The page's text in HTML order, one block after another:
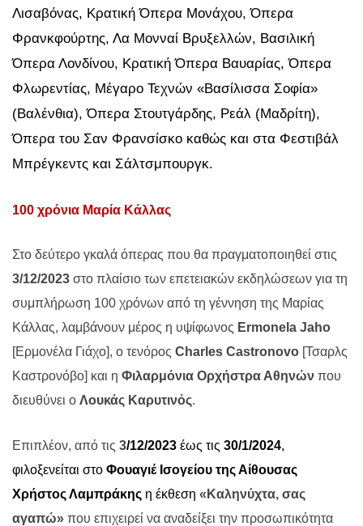
Λισαβόνας, Κρατική Όπερα Μονάχου, Όπερα
Φρανκφούρτης, Λα Μονναί Βρυξελλών, Βασιλική
Όπερα Λονδίνου, Κρατική Όπερα Βαυαρίας, Όπερα
Φλωρεντίας, Μέγαρο Τεχνών «Βασίλισσα Σοφία»
(Βαλένθια), Όπερα Στουτγάρδης, Ρεάλ (Μαδρίτη),
Όπερα του Σαν Φρανσίσκο καθώς και στα Φεστιβάλ
Μπρέγκεντς και Σάλτσμπουργκ.
100 χρόνια Μαρία Κάλλας
Στο δεύτερο γκαλά όπερας που θα πραγματοποιηθεί στις
3/12/2023 στο πλαίσιο των επετειακών εκδηλώσεων για τη
συμπλήρωση 100 χρόνων από τη γέννηση της Μαρίας
Κάλλας, λαμβάνουν μέρος η υψίφωνος Ermonela Jaho
[Ερμονέλα Γιάχο], ο τενόρος Charles Castronovo [Τσαρλς
Καστρονόβο] και η Φιλαρμόνια Ορχήστρα Αθηνών που
διευθύνει ο Λουκάς Καρυτινός.
Επιπλέον, από τις 3/12/2023 έως τις 30/1/2024,
φιλοξενείται στο Φουαγιέ Ισογείου της Αίθουσας
Χρήστος Λαμπράκης η έκθεση «Καληνύχτα, σας
αγαπώ» που επιχειρεί να αναδείξει την προσωπικότητα